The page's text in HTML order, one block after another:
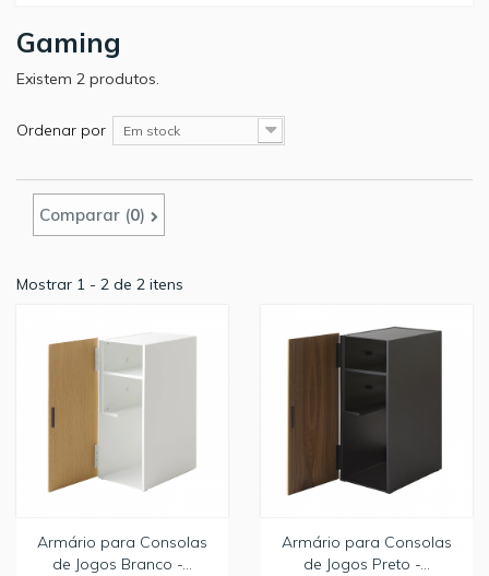
Gaming
Existem 2 produtos.
Ordenar por Em stock
Comparar (0)
Mostrar 1 - 2 de 2 itens
Armário para Consolas
de Jogos Branco -...
Armário para Consolas
de Jogos Preto -...